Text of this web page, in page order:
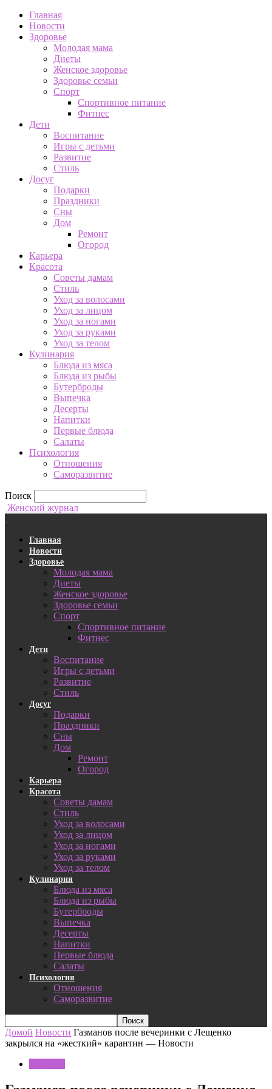
Главная
Новости
Здоровье
Молодая мама
Диеты
Женское здоровье
Здоровье семьи
Спорт
Спортивное питание
Фитнес
Дети
Воспитание
Игры с детьми
Развитие
Стиль
Досуг
Подарки
Праздники
Сны
Дом
Ремонт
Огород
Карьера
Красота
Советы дамам
Стиль
Уход за волосами
Уход за лицом
Уход за ногами
Уход за руками
Уход за телом
Кулинария
Блюда из мяса
Блюда из рыбы
Бутерброды
Выпечка
Десерты
Напитки
Первые блюда
Салаты
Психология
Отношения
Саморазвитие
Поиск
Женский журнал
Главная
Новости
Здоровье
Молодая мама
Диеты
Женское здоровье
Здоровье семьи
Спорт
Спортивное питание
Фитнес
Дети
Воспитание
Игры с детьми
Развитие
Стиль
Досуг
Подарки
Праздники
Сны
Дом
Ремонт
Огород
Карьера
Красота
Советы дамам
Стиль
Уход за волосами
Уход за лицом
Уход за ногами
Уход за руками
Уход за телом
Кулинария
Блюда из мяса
Блюда из рыбы
Бутерброды
Выпечка
Десерты
Напитки
Первые блюда
Салаты
Психология
Отношения
Саморазвитие
Домой Новости Газманов после вечеринки с Лещенко
закрылся на «жесткий» карантин — Новости